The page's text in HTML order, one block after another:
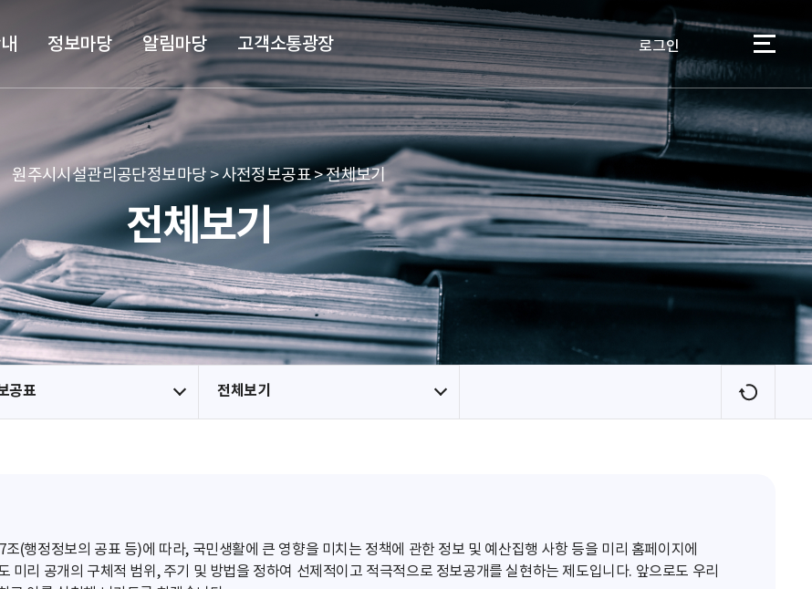
본문 바로가기
메뉴 바로가기
정보마당 알림마당 고객소통광장 로그인 이용자
원주시시설관리공단정보마당 > 사전정보공표 > 전체보기
전체보기
공표 전체보기
새
로
조(행정정보의 공표 등)에 따라, 국민생활에 큰 영향을 미치는 정책에 관한 정보 및 예산집행 사항 등을 미리 홈페이지에
미리 공개의 구체적 범위, 주기 및 방법을 정하여 선제적이고 적극적으로 정보공개를 실현하는 제도입니다. 앞으로도 우리